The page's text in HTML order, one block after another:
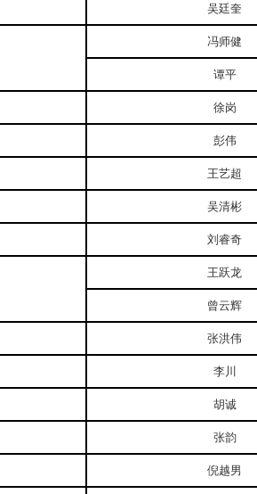
吴廷奎
冯师健
谭平
徐岗
彭伟
王艺超
吴清彬
刘睿奇
王跃龙
曾云辉
张洪伟
李川
胡诚
张韵
倪越男